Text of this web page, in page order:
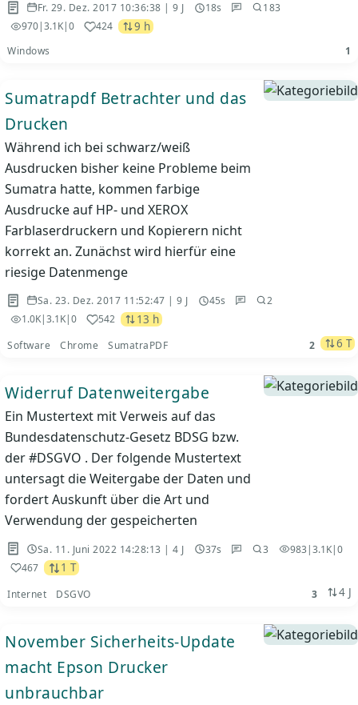
Fr. 29. Dez. 2017 10:36:38 | 9 J 18s
183
970|3.1K|0 424 9 h
Windows 1
Sumatrapdf Betrachter und das
Drucken
Während ich bei schwarz/weiß
Ausdrucken bisher keine Probleme beim
Sumatra hatte, kommen farbige
Ausdrucke auf HP- und XEROX
Farblaserdruckern und Kopierern nicht
korrekt an. Zunächst wird hierfür eine
riesige Datenmenge
Sa. 23. Dez. 2017 11:52:47 | 9 J 45s
2
1.0K|3.1K|0 542 13 h
Software Chrome SumatraPDF 2 6 T
Widerruf Datenweitergabe
Ein Mustertext mit Verweis auf das
Bundesdatenschutz-Gesetz BDSG bzw.
der #DSGVO . Der folgende Mustertext
untersagt die Weitergabe der Daten und
fordert Auskunft über die Art und
Verwendung der gespeicherten
Sa. 11. Juni 2022 14:28:13 | 4 J 37s 3 983|3.1K|0
467
1 T
Internet DSGVO 3 4 J
November Sicherheits-Update
macht Epson Drucker
unbrauchbar